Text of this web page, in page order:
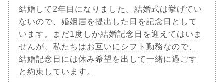
結婚して2年目になりました。結婚式は挙げてい
ないので、婚姻届を提出した日を記念日として
います。まだ1度しか結婚記念日を迎えてはいま
せんが、私たちはお互いにシフト勤務なので、
結婚記念日には休み希望を出して一緒に過ごす
と約束しています。